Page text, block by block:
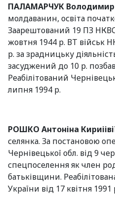
ПАЛАМАРЧУК Володимир
молдаванин, освіта
Заарештований 19 ПЗ
жовтня 1944 р. ВТ військ
р. за зрадницьку
засуджений до 10 р.
Реабілітований
липня 1994 р.
РОШКО Антоніна
селянка. За постановою
Чернівецької обл. від 9
спецпоселення як член
батьківщини.
України від 17 квітня 1991